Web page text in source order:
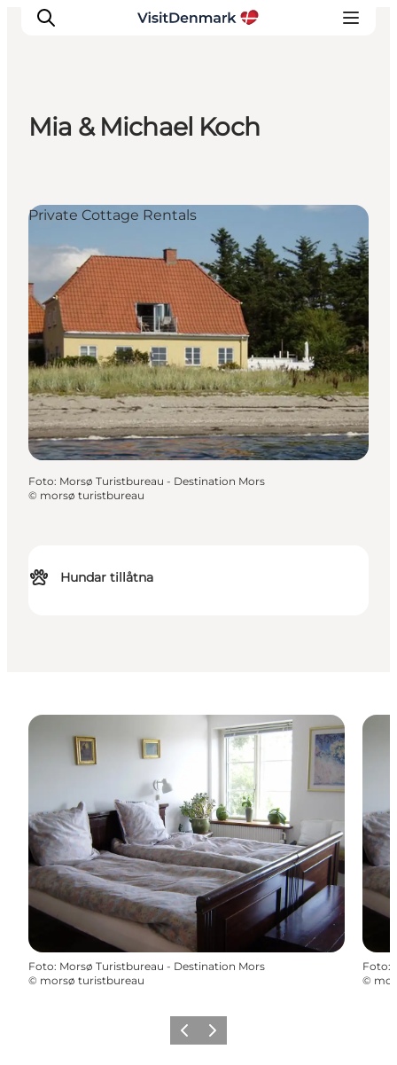
Aktiviteter
Övernatta
Planera resan
Mia & Michael Koch
Hundar tillåtna
Private Cottage Rentals
Foto: Morsø Turistbureau - Destination Mors
© morsø turistbureau
Foto: Morsø Turistbureau - Destination Mors
© morsø turistbureau
Foto:
©
Föregående
Nästa